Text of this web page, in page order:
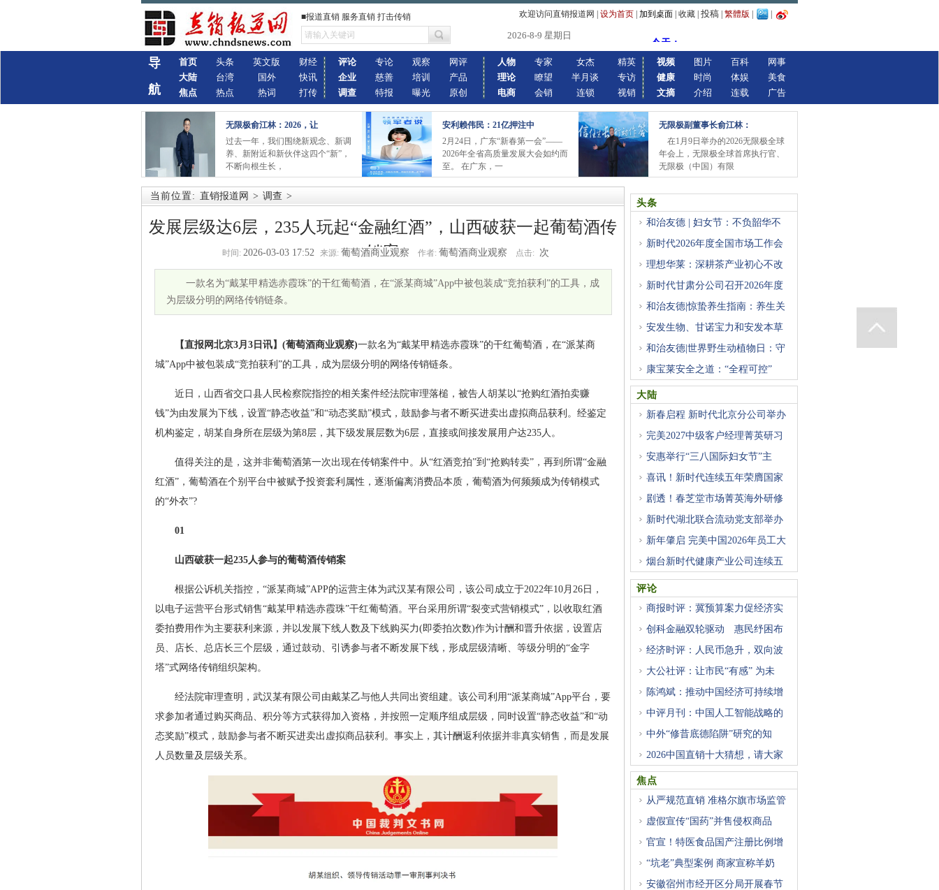
■报道直销 服务直销 打击传销 欢迎访问直销报道网 设为首页 加到桌面 收藏 投稿 繁體版
2026-8-9 星期日
导
航
首页
大陆
焦点
头条
台湾
热点
英文版
国外
热词
财经
快讯
打传
评论
企业
调查
专论
慈善
特报
观察
培训
曝光
网评
产品
原创
人物
理论
电商
专家
瞭望
会销
女杰
半月谈
连锁
精英
专访
视销
视频
健康
文摘
图片
时尚
介绍
百科
体娱
连载
网事
美食
广告
无限极俞江林：2026，让
过去一年，我们围绕新观念、新调
养、新附近和新伙伴这四个“新”，
不断向根生长，
安利赖伟民：21亿押注中
2月24日，广东“新春第一会”——
2026年全省高质量发展大会如约而
至。 在广东，一
无限极副董事长俞江林：
在1月9日举办的2026无限极全球
年会上，无限极全球首席执行官、
无限极（中国）有限
当前位置: 直销报道网 > 调查 >
发展层级达6层，235人玩起“金融红酒”，山西破获一起葡萄酒传
销案
时间: 2026-03-03 17:52 来源: 葡萄酒商业观察 作者: 葡萄酒商业观察 点击: 次
一款名为“戴某甲精选赤霞珠”的干红葡萄酒，在“派某商城”App中被包装成“竞拍获利”的工具，成
为层级分明的网络传销链条。
【直报网北京3月3日讯】(葡萄酒商业观察)一款名为“戴某甲精选赤霞珠”的干红葡萄酒，在“派某商
城”App中被包装成“竞拍获利”的工具，成为层级分明的网络传销链条。
近日，山西省交口县人民检察院指控的相关案件经法院审理落槌，被告人胡某以“抢购红酒拍卖赚
钱”为由发展为下线，设置“静态收益”和“动态奖励”模式，鼓励参与者不断买进卖出虚拟商品获利。经鉴定
机构鉴定，胡某自身所在层级为第8层，其下级发展层数为6层，直接或间接发展用户达235人。
值得关注的是，这并非葡萄酒第一次出现在传销案件中。从“红酒竞拍”到“抢购转卖”，再到所谓“金融
红酒”，葡萄酒在个别平台中被赋予投资套利属性，逐渐偏离消费品本质，葡萄酒为何频频成为传销模式
的“外衣”?
01
山西破获一起235人参与的葡萄酒传销案
根据公诉机关指控，“派某商城”APP的运营主体为武汉某有限公司，该公司成立于2022年10月26日，
以电子运营平台形式销售“戴某甲精选赤霞珠”干红葡萄酒。平台采用所谓“裂变式营销模式”，以收取红酒
委拍费用作为主要获利来源，并以发展下线人数及下线购买力(即委拍次数)作为计酬和晋升依据，设置店
员、店长、总店长三个层级，通过鼓动、引诱参与者不断发展下线，形成层级清晰、等级分明的“金字
塔”式网络传销组织架构。
经法院审理查明，武汉某有限公司由戴某乙与他人共同出资组建。该公司利用“派某商城”App平台，要
求参加者通过购买商品、积分等方式获得加入资格，并按照一定顺序组成层级，同时设置“静态收益”和“动
态奖励”模式，鼓励参与者不断买进卖出虚拟商品获利。事实上，其计酬返利依据并非真实销售，而是发展
人员数量及层级关系。
头条
和治友德 | 妇女节：不负韶华不
新时代2026年度全国市场工作会
理想华莱：深耕茶产业初心不改
新时代甘肃分公司召开2026年度
和治友德|惊蛰养生指南：养生关
安发生物、甘诺宝力和安发本草
和治友德|世界野生动植物日：守
康宝莱安全之道：“全程可控”
大陆
新春启程 新时代北京分公司举办
完美2027中级客户经理菁英研习
安惠举行“三八国际妇女节”主
喜讯！新时代连续五年荣膺国家
剧透！春芝堂市场菁英海外研修
新时代湖北联合流动党支部举办
新年肇启 完美中国2026年员工大
烟台新时代健康产业公司连续五
评论
商报时评：冀预算案力促经济实
创科金融双轮驱动 惠民纾困布
经济时评：人民币急升，双向波
大公社评：让市民“有感” 为未
陈鸿斌：推动中国经济可持续增
中评月刊：中国人工智能战略的
中外“修昔底德陷阱”研究的知
2026中国直销十大猜想，请大家
猜
焦点
从严规范直销 准格尔旗市场监管
虚假宣传“国药”并售侵权商品
官宣！特医食品国产注册比例增
“坑老”典型案例 商家宣称羊奶
安徽宿州市经开区分局开展春节